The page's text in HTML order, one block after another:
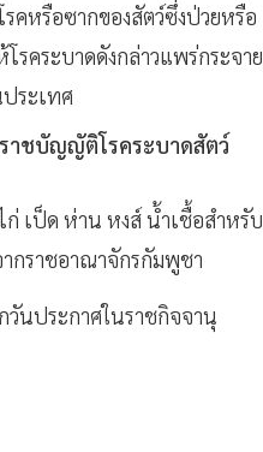
คหรือซากของสัตว์ซึ่งป่วยหรือ
รคระบาดดังกล่าวแพร่กระจาย
ระเทศ
าชบัญญัติโรคระบาดสัตว์
เป็ด ห่าน หงส์ น้ำเชื้อสำหรับ
กราชอาณาจักรกัมพูชา
นประกาศในราชกิจจานุ